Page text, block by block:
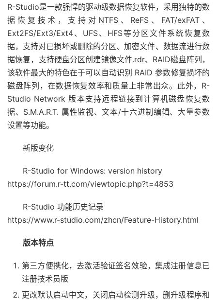
R-Studio是一款强悍的驱动级数据恢复软件，采用独特的数
据恢复技术，支持对NTFS、ReFS、FAT/exFAT、
Ext2FS/Ext3/Ext4、UFS、HFS等分区文件系统恢复数
据，支持对已损坏或删除的分区、加密文件、数据流进行数
据恢复，支持硬盘分区创建镜像文件.rdr、RAID磁盘阵列，
该软件最大的特色在于可以自动识别 RAID 参数修复损坏的
磁盘阵列，在数据恢复效率和质量上非常出众。此外，R-
Studio Network 版本支持远程链接到计算机磁盘恢复数
据、S.M.A.R.T. 属性监视、文本/十六进制编辑、大量参数
设置等功能。
新版变化
R-Studio for Windows: version history
https://forum.r-tt.com/viewtopic.php?t=4853
R-Studio 功能历史记录
https://www.r-studio.com/zhcn/Feature-History.html
版本特点
第三方便携化，去激活验证签名效验，集成注册信息已
注册技术员版
更改默认启动中文，关闭启动检测升级，删升级程序和